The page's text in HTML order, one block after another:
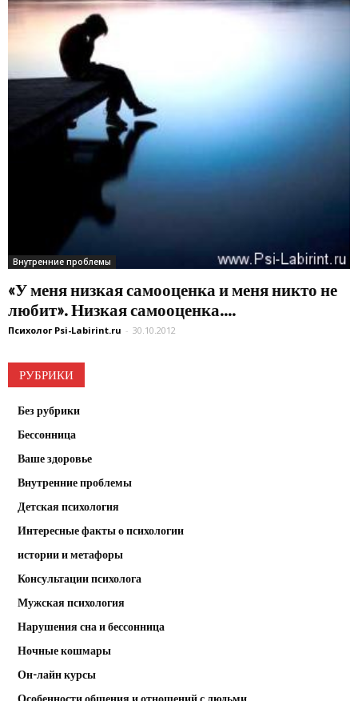
Внутренние проблемы
«У меня низкая самооценка и меня никто не
любит». Низкая самооценка....
Психолог Psi-Labirint.ru - 30.10.2012
РУБРИКИ
Без рубрики
Бессонница
Ваше здоровье
Внутренние проблемы
Детская психология
Интересные факты о психологии
истории и метафоры
Консультации психолога
Мужская психология
Нарушения сна и бессонница
Ночные кошмары
Он-лайн курсы
Особенности общения и отношений с людьми